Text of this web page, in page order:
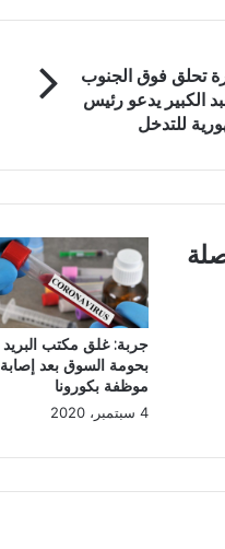
تحلق فوق الجنوب
الكبير يدعو رئيس
للتدخل
جربة: غلق مكتب البريد
بحومة السوق بعد إصابة
موظفة بكورونا
4 سبتمبر، 2020